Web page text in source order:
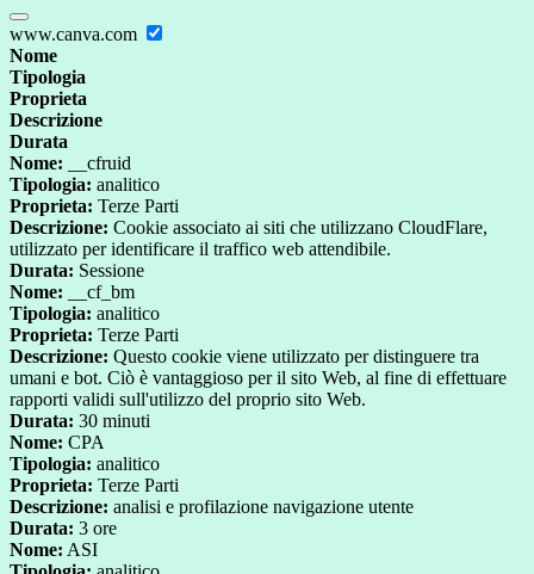
www.canva.com
Nome
Tipologia
Proprieta
Descrizione
Durata
Nome: __cfruid
Tipologia: analitico
Proprieta: Terze Parti
Descrizione: Cookie associato ai siti che utilizzano CloudFlare,
utilizzato per identificare il traffico web attendibile.
Durata: Sessione
Nome: __cf_bm
Tipologia: analitico
Proprieta: Terze Parti
Descrizione: Questo cookie viene utilizzato per distinguere tra
umani e bot. Ciò è vantaggioso per il sito Web, al fine di effettuare
rapporti validi sull'utilizzo del proprio sito Web.
Durata: 30 minuti
Nome: CPA
Tipologia: analitico
Proprieta: Terze Parti
Descrizione: analisi e profilazione navigazione utente
Durata: 3 ore
Nome: ASI